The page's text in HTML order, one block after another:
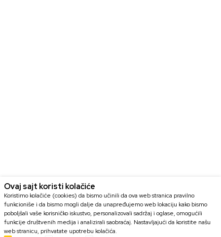
Ovaj sajt koristi kolačiće
Koristimo kolačiće (cookies) da bismo učinili da ova web stranica pravilno
funkcioniše i da bismo mogli dalje da unapređujemo web lokaciju kako bismo
poboljšali vaše korisničko iskustvo, personalizovali sadržaj i oglase, omogućili
funkcije društvenih medija i analizirali saobraćaj. Nastavljajući da koristite našu
web stranicu, prihvatate upotrebu kolačića.